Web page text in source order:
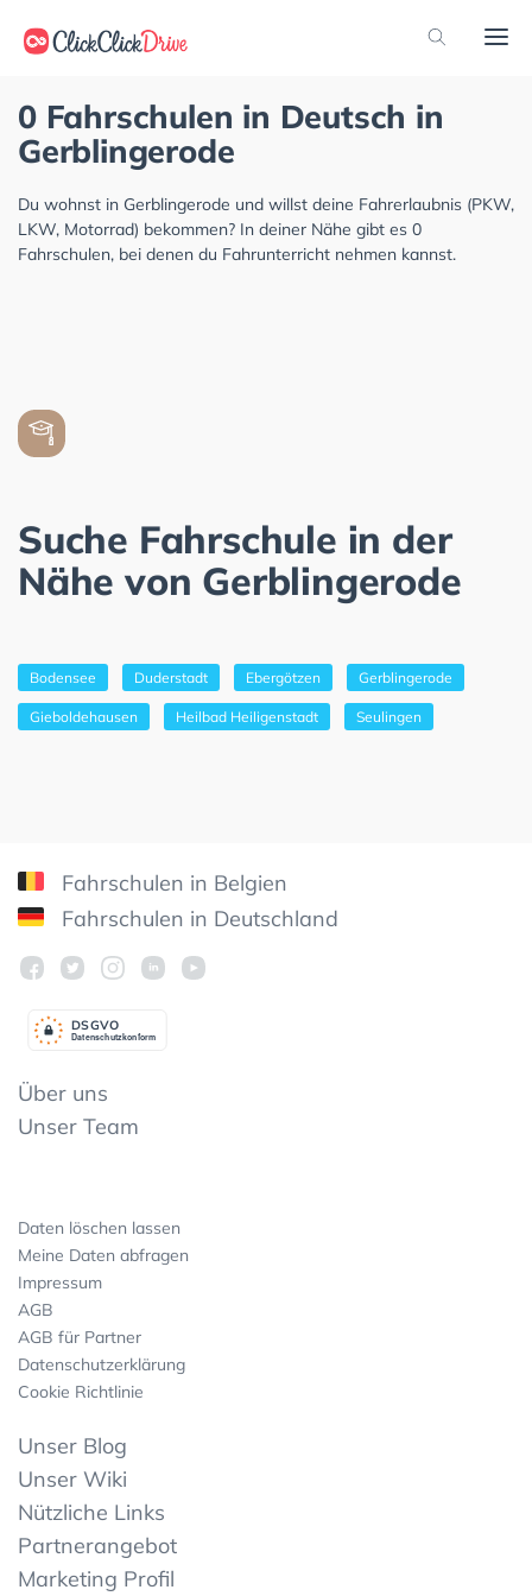
0 Fahrschulen in Deutsch in
Gerblingerode
Du wohnst in Gerblingerode und willst deine Fahrerlaubnis (PKW,
LKW, Motorrad) bekommen? In deiner Nähe gibt es 0
Fahrschulen, bei denen du Fahrunterricht nehmen kannst.
Suche Fahrschule in der
Nähe von Gerblingerode
Bodensee Duderstadt Ebergötzen Gerblingerode
Gieboldehausen Heilbad Heiligenstadt Seulingen
Fahrschulen in Belgien
Fahrschulen in Deutschland
Datenschutzkonform
DSGVO
Über uns
Unser Team
Daten löschen lassen
Meine Daten abfragen
Impressum
AGB
AGB für Partner
Datenschutzerklärung
Cookie Richtlinie
Unser Blog
Unser Wiki
Nützliche Links
Partnerangebot
Marketing Profil